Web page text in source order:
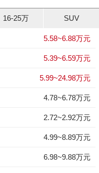
16-25万 SUV
5.58~6.88万元
5.39~6.59万元
5.99~24.98万元
4.78~6.78万元
2.72~2.92万元
4.99~8.89万元
6.98~9.88万元